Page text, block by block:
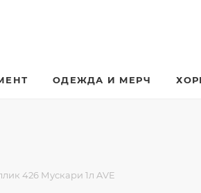
ОДЕЖДА И МЕРЧ
426 Мускари 1л AVE